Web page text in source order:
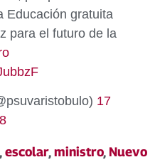
Educación gratuita
para el futuro de la
17
,escolar,ministro, Nuevo